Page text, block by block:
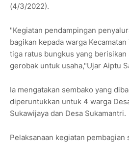
(4/3/2022).
"Kegiatan pendampingan
bagikan kepada warga
tiga ratus bungkus yang berisikan
gerobak untuk usaha,"Ujar Aiptu
Ia mengatakan sembako yang
diperuntukkan untuk 4 warga
Sukawijaya dan Desa Sukamantri.
Pelaksanaan kegiatan pembagian